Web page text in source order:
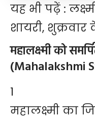
यह भी पढ़ें :
शायरी,
महालक्ष्मी को
(Mahalakshmi
1
महालक्ष्मी का